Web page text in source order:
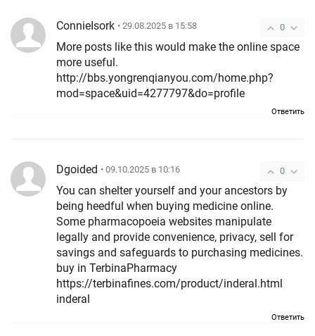
0
ConnieIsork • 29.08.2025 в 15:58
More posts like this would make the online space
more useful.
http://bbs.yongrenqianyou.com/home.php?
mod=space&uid=4277797&do=profile
Ответить
0
Dgoided • 09.10.2025 в 10:16
You can shelter yourself and your ancestors by
being heedful when buying medicine online.
Some pharmacopoeia websites manipulate
legally and provide convenience, privacy, sell for
savings and safeguards to purchasing medicines.
buy in TerbinaPharmacy
https://terbinafines.com/product/inderal.html
inderal
Ответить